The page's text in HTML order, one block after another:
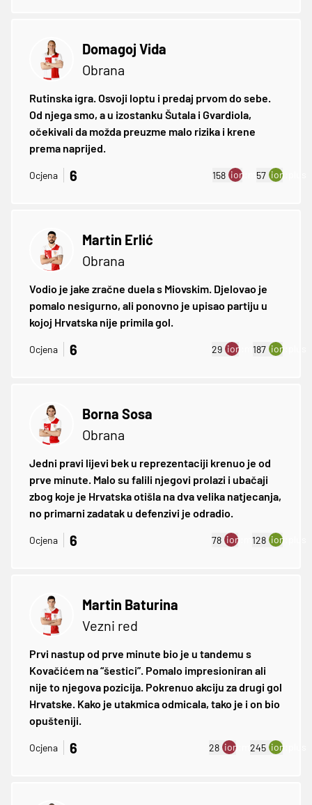
Domagoj Vida
Obrana
Rutinska igra. Osvoji loptu i predaj prvom do sebe.
Od njega smo, a u izostanku Šutala i Gvardiola,
očekivali da možda preuzme malo rizika i krene
prema naprijed.
Ocjena 6 158 ion:minus
57 ion:plus
Martin Erlić
Obrana
Vodio je jake zračne duela s Miovskim. Djelovao je
pomalo nesigurno, ali ponovno je upisao partiju u
kojoj Hrvatska nije primila gol.
Ocjena 6 29 ion:minus
187 ion:plus
Borna Sosa
Obrana
Jedni pravi lijevi bek u reprezentaciji krenuo je od
prve minute. Malo su falili njegovi prolazi i ubačaji
zbog koje je Hrvatska otišla na dva velika natjecanja,
no primarni zadatak u defenzivi je odradio.
Ocjena 6 78 ion:minus
128 ion:plus
Martin Baturina
Vezni red
Prvi nastup od prve minute bio je u tandemu s
Kovačićem na “šestici”. Pomalo impresioniran ali
nije to njegova pozicija. Pokrenuo akciju za drugi gol
Hrvatske. Kako je utakmica odmicala, tako je i on bio
opušteniji.
Ocjena 6 28 ion:minus
245 ion:plus